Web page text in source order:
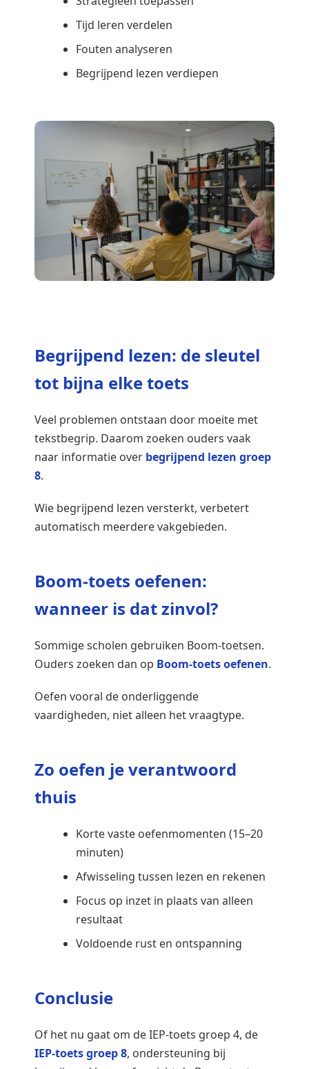
Tijd leren verdelen
Fouten analyseren
Begrijpend lezen verdiepen
Begrijpend lezen: de sleutel
tot bijna elke toets
Veel problemen ontstaan door moeite met
tekstbegrip. Daarom zoeken ouders vaak
naar informatie over begrijpend lezen groep
8.
Wie begrijpend lezen versterkt, verbetert
automatisch meerdere vakgebieden.
Boom-toets oefenen:
wanneer is dat zinvol?
Sommige scholen gebruiken Boom-toetsen.
Ouders zoeken dan op Boom-toets oefenen.
Oefen vooral de onderliggende
vaardigheden, niet alleen het vraagtype.
Zo oefen je verantwoord
thuis
Korte vaste oefenmomenten (15–20
minuten)
Afwisseling tussen lezen en rekenen
Focus op inzet in plaats van alleen
resultaat
Voldoende rust en ontspanning
Conclusie
Of het nu gaat om de IEP-toets groep 4, de
IEP-toets groep 8, ondersteuning bij